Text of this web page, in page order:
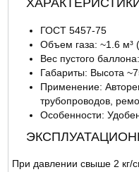
ГОСТ 5457-75
Объем газа: ~1.6 м³
Вес пустого баллона:
Габариты: Высота
Применение:
трубопроводов,
Особенности:
При давлении свыше 2 кг/